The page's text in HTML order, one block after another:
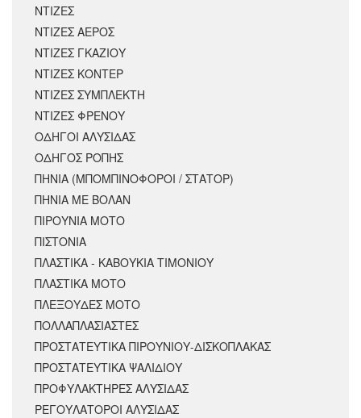
ΝΤΙΖΕΣ
ΝΤΙΖΕΣ ΑΕΡΟΣ
ΝΤΙΖΕΣ ΓΚΑΖΙΟΥ
ΝΤΙΖΕΣ ΚΟΝΤΕΡ
ΝΤΙΖΕΣ ΣΥΜΠΛΕΚΤΗ
ΝΤΙΖΕΣ ΦΡΕΝΟΥ
ΟΔΗΓΟΙ ΑΛΥΣΙΔΑΣ
ΟΔΗΓΟΣ ΡΟΠΗΣ
ΠΗΝΙΑ (ΜΠΟΜΠΙΝΟΦΟΡΟΙ / ΣΤΑΤΟΡ)
ΠΗΝΙΑ ΜΕ ΒΟΛΑΝ
ΠΙΡΟΥΝΙΑ ΜΟΤΟ
ΠΙΣΤΟΝΙΑ
ΠΛΑΣΤΙΚΑ - ΚΑΒΟΥΚΙΑ ΤΙΜΟΝΙΟΥ
ΠΛΑΣΤΙΚΑ ΜΟΤΟ
ΠΛΕΞΟΥΔΕΣ ΜΟΤΟ
ΠΟΛΛΑΠΛΑΣΙΑΣΤΕΣ
ΠΡΟΣΤΑΤΕΥΤΙΚΑ ΠΙΡΟΥΝΙΟΥ-ΔΙΣΚΟΠΛΑΚΑΣ
ΠΡΟΣΤΑΤΕΥΤΙΚΑ ΨΑΛΙΔΙΟΥ
ΠΡΟΦΥΛΑΚΤΗΡΕΣ ΑΛΥΣΙΔΑΣ
ΡΕΓΟΥΛΑΤΟΡΟΙ ΑΛΥΣΙΔΑΣ